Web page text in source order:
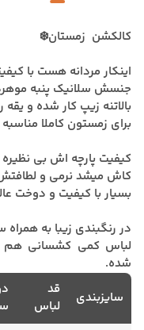
کالکشن زمستان❄️
اینکار مردانه هست با
جنسش سلانیک پنبه
بالاتنه زیپ کار شده و
برای زمستون کاملا مناسبه
کیفیت پارچه اش بی نظیره
کاش میشد نرمی و
بسیار با کیفیت و دوخت
در رنگبندی زیبا به همراه
لباس کمی کشسانی هم
شده.
سایزبندی
قد
لباس